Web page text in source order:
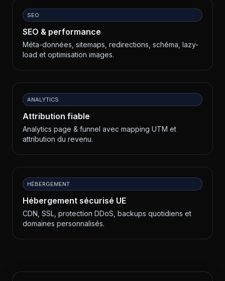
SEO
SEO & performance
Méta-données, sitemaps, redirections, schéma, lazy-
load et optimisation images.
ANALYTICS
Attribution fiable
Analytics page & funnel avec mapping UTM et
attribution du revenu.
HÉBERGEMENT
Hébergement sécurisé UE
CDN, SSL, protection DDoS, backups quotidiens et
domaines personnalisés.